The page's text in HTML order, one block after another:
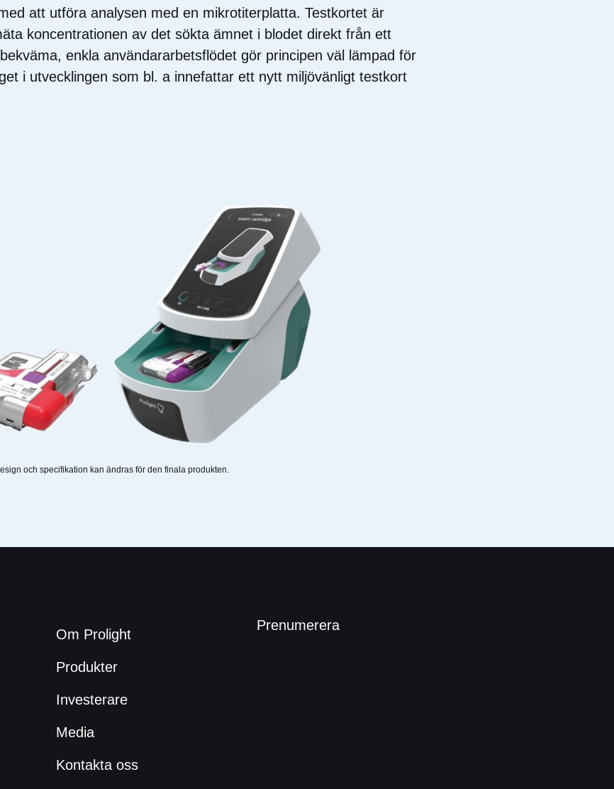
att utföra analysen med en mikrotiterplatta. Testkortet är
koncentrationen av det sökta ämnet i blodet direkt från ett
enkla användararbetsflödet gör principen väl lämpad för
i utvecklingen som bl. a innefattar ett nytt miljövänligt testkort
och specifikation kan ändras för den finala produkten.
Om Prolight
Produkter
Investerare
Media
Kontakta oss
Prenumerera